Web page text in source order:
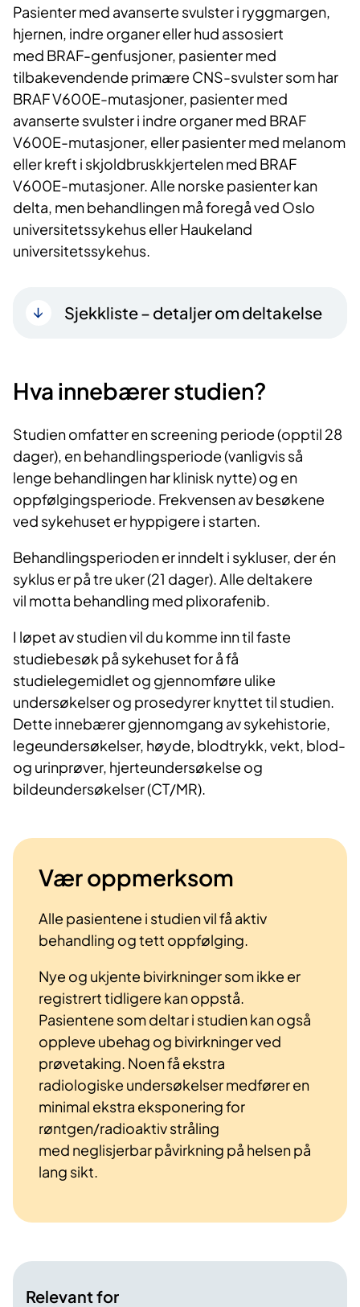
Pasienter med avanserte svulster i ryggmargen,
hjernen, indre organer eller hud assosiert
med BRAF-genfusjoner, pasienter med
tilbakevendende primære CNS-svulster som har
BRAF V600E-mutasjoner, pasienter med
avanserte svulster i indre organer med BRAF
V600E-mutasjoner, eller pasienter med melanom
eller kreft i skjoldbruskkjertelen med BRAF
V600E-mutasjoner. Alle norske pasienter kan
delta, men behandlingen må foregå ved Oslo
universitetssykehus eller Haukeland
universitetssykehus.
Sjekkliste – detaljer om deltakelse
Hva innebærer studien?
Studien omfatter en screening periode (opptil 28
dager), en behandlingsperiode (vanligvis så
lenge behandlingen har klinisk nytte) og en
oppfølgingsperiode. Frekvensen av besøkene
ved sykehuset er hyppigere i starten.
Behandlingsperioden er inndelt i sykluser, der én
syklus er på tre uker (21 dager). Alle deltakere
vil motta behandling med plixorafenib.
I løpet av studien vil du komme inn til faste
studiebesøk på sykehuset for å få
studielegemidlet og gjennomføre ulike
undersøkelser og prosedyrer knyttet til studien.
Dette innebærer gjennomgang av sykehistorie,
legeundersøkelser, høyde, blodtrykk, vekt, blod-
og urinprøver, hjerteundersøkelse og
bildeundersøkelser (CT/MR).
Vær oppmerksom
Alle pasientene i studien vil få aktiv
behandling og tett oppfølging.
Nye og ukjente bivirkninger som ikke er
registrert tidligere kan oppstå.
Pasientene som deltar i studien kan også
oppleve ubehag og bivirkninger ved
prøvetaking. Noen få ekstra
radiologiske undersøkelser medfører en
minimal ekstra eksponering for
røntgen/radioaktiv stråling
med neglisjerbar påvirkning på helsen på
lang sikt.
Relevant for